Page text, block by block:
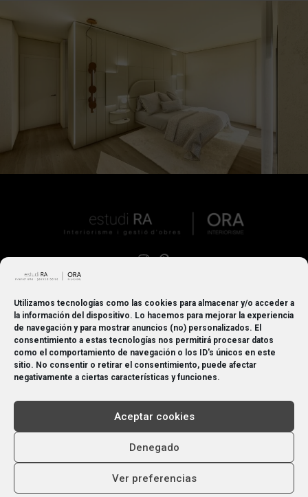
Utilizamos tecnologías como las cookies para almacenar y/o acceder a
la información del dispositivo. Lo hacemos para mejorar la experiencia
de navegación y para mostrar anuncios (no) personalizados. El
consentimiento a estas tecnologías nos permitirá procesar datos
como el comportamiento de navegación o los ID's únicos en este
sitio. No consentir o retirar el consentimiento, puede afectar
negativamente a ciertas características y funciones.
Aceptar cookies
Denegado
Ver preferencias
Av. de la Indústria, 7,
08960 Sant Just Desvern, Barcelona
ORA Interiorisme
Carrer Numància, 87
08029 Barcelona